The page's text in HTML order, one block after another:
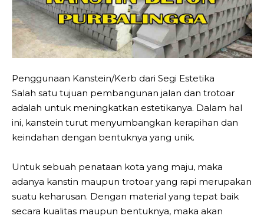
Penggunaan Kanstein/Kerb dari Segi Estetika
Salah satu tujuan pembangunan jalan dan trotoar
adalah untuk meningkatkan estetikanya. Dalam hal
ini, kanstein turut menyumbangkan kerapihan dan
keindahan dengan bentuknya yang unik.
Untuk sebuah penataan kota yang maju, maka
adanya kanstin maupun trotoar yang rapi merupakan
suatu keharusan. Dengan material yang tepat baik
secara kualitas maupun bentuknya, maka akan